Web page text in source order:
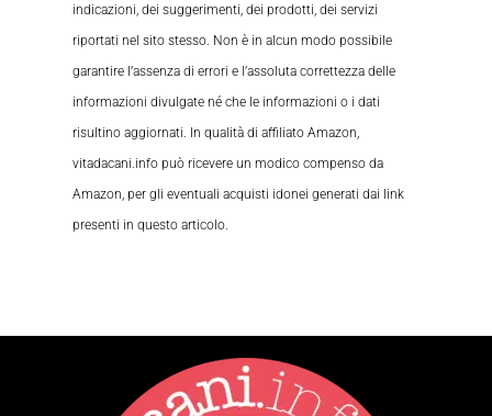
indicazioni, dei suggerimenti, dei prodotti, dei servizi
riportati nel sito stesso. Non è in alcun modo possibile
garantire l’assenza di errori e l’assoluta correttezza delle
informazioni divulgate né che le informazioni o i dati
risultino aggiornati. In qualità di affiliato Amazon,
vitadacani.info può ricevere un modico compenso da
Amazon, per gli eventuali acquisti idonei generati dai link
presenti in questo articolo.